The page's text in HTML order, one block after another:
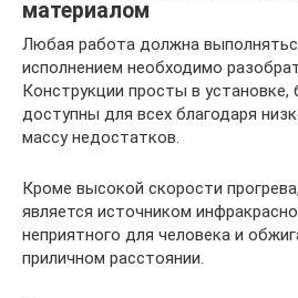
материалом
Любая работа должна
исполнением необходимо
Конструкции просты в установке,
доступны для всех благодаря
массу недостатков.
Кроме высокой скорости
является источником
неприятного для человека и
приличном расстоянии.